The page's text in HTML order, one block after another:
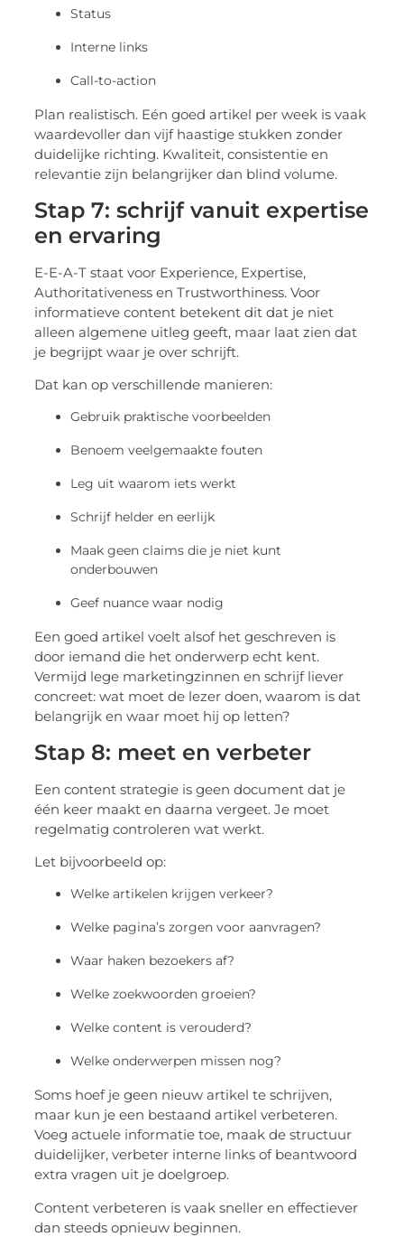
Status
Interne links
Call-to-action
Plan realistisch. Eén goed artikel per week is vaak
waardevoller dan vijf haastige stukken zonder
duidelijke richting. Kwaliteit, consistentie en
relevantie zijn belangrijker dan blind volume.
Stap 7: schrijf vanuit expertise
en ervaring
E-E-A-T staat voor Experience, Expertise,
Authoritativeness en Trustworthiness. Voor
informatieve content betekent dit dat je niet
alleen algemene uitleg geeft, maar laat zien dat
je begrijpt waar je over schrijft.
Dat kan op verschillende manieren:
Gebruik praktische voorbeelden
Benoem veelgemaakte fouten
Leg uit waarom iets werkt
Schrijf helder en eerlijk
Maak geen claims die je niet kunt
onderbouwen
Geef nuance waar nodig
Een goed artikel voelt alsof het geschreven is
door iemand die het onderwerp echt kent.
Vermijd lege marketingzinnen en schrijf liever
concreet: wat moet de lezer doen, waarom is dat
belangrijk en waar moet hij op letten?
Stap 8: meet en verbeter
Een content strategie is geen document dat je
één keer maakt en daarna vergeet. Je moet
regelmatig controleren wat werkt.
Let bijvoorbeeld op:
Welke artikelen krijgen verkeer?
Welke pagina’s zorgen voor aanvragen?
Waar haken bezoekers af?
Welke zoekwoorden groeien?
Welke content is verouderd?
Welke onderwerpen missen nog?
Soms hoef je geen nieuw artikel te schrijven,
maar kun je een bestaand artikel verbeteren.
Voeg actuele informatie toe, maak de structuur
duidelijker, verbeter interne links of beantwoord
extra vragen uit je doelgroep.
Content verbeteren is vaak sneller en effectiever
dan steeds opnieuw beginnen.